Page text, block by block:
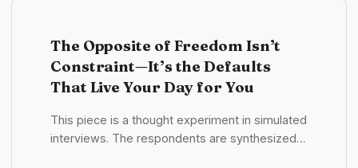
The Opposite of Freedom Isn’t
Constraint—It’s the Defaults
That Live Your Day for You
This piece is a thought experiment in simulated
interviews. The respondents are synthesized